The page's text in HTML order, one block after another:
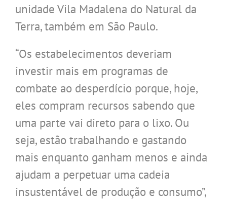
unidade Vila Madalena do Natural da
Terra, também em São Paulo.
“Os estabelecimentos deveriam
investir mais em programas de
combate ao desperdício porque, hoje,
eles compram recursos sabendo que
uma parte vai direto para o lixo. Ou
seja, estão trabalhando e gastando
mais enquanto ganham menos e ainda
ajudam a perpetuar uma cadeia
insustentável de produção e consumo”,